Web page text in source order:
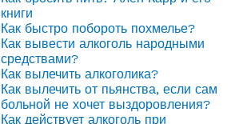
книги
Как быстро побороть похмелье?
Как вывести алкоголь народными
средствами?
Как вылечить алкоголика?
Как вылечить от пьянства, если сам
больной не хочет выздоровления?
Как действует алкоголь при